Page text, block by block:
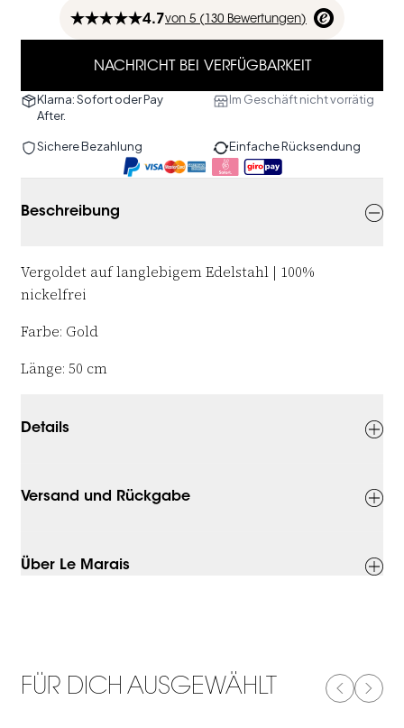
4.7von 5 ( 130 Bewertungen)
NACHRICHT BEI VERFÜGBARKEIT
Klarna: Sofort oder Pay
After.
Im Geschäft nicht vorrätig
Sichere Bezahlung Einfache Rücksendung
Beschreibung
Vergoldet auf langlebigem Edelstahl | 100%
nickelfrei
Farbe: Gold
Länge: 50 cm
Details
Versand und Rückgabe
Über Le Marais
FÜR DICH AUSGEWÄHLT